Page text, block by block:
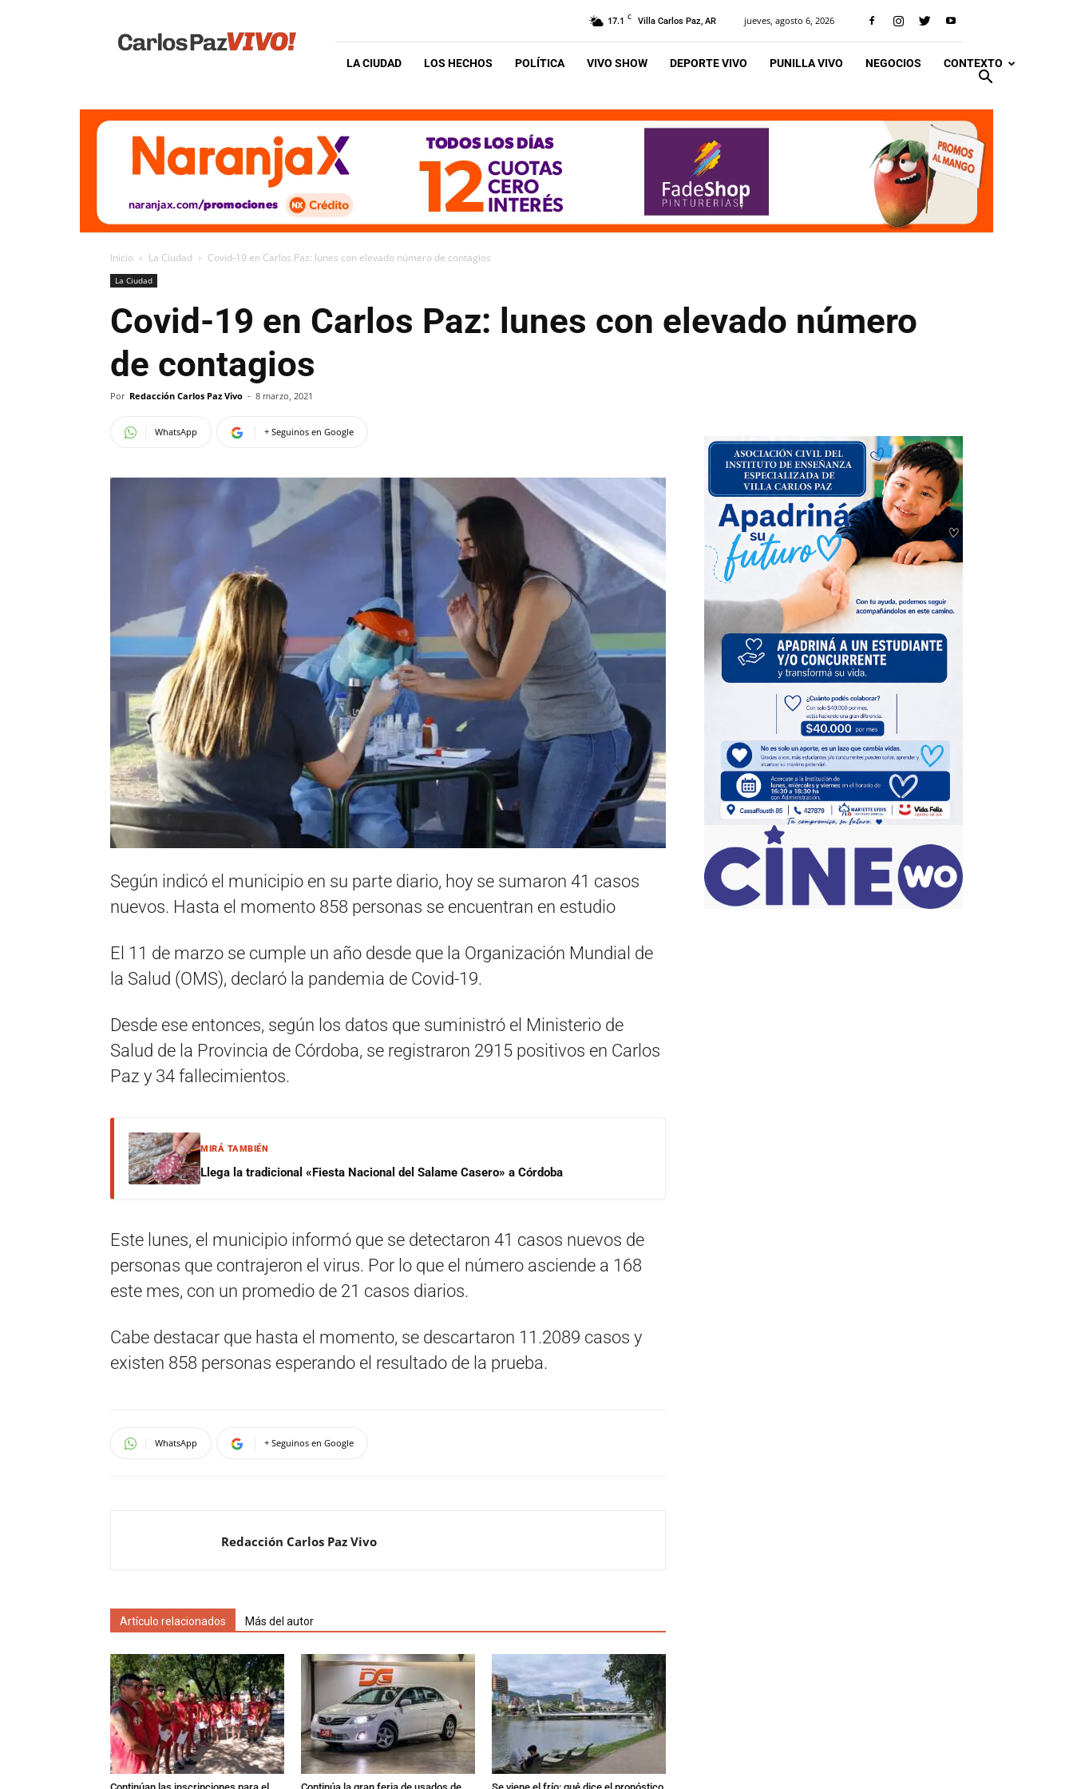
Vivo
17.1 C Villa Carlos Paz, AR jueves, agosto 6, 2026
LA CIUDAD LOS HECHOS POLÍTICA VIVO SHOW DEPORTE VIVO PUNILLA VIVO NEGOCIOS CONTEXTO
Inicio La Ciudad Covid-19 en Carlos Paz: lunes con elevado número de contagios
La Ciudad
Covid-19 en Carlos Paz: lunes con elevado número
de contagios
Por Redacción Carlos Paz Vivo - 8 marzo, 2021
WhatsApp + Seguinos en Google
Según indicó el municipio en su parte diario, hoy se sumaron 41 casos
nuevos. Hasta el momento 858 personas se encuentran en estudio
El 11 de marzo se cumple un año desde que la Organización Mundial de
la Salud (OMS), declaró la pandemia de Covid-19.
Desde ese entonces, según los datos que suministró el Ministerio de
Salud de la Provincia de Córdoba, se registraron 2915 positivos en Carlos
Paz y 34 fallecimientos.
MIRÁ TAMBIÉN
Llega la tradicional «Fiesta Nacional del Salame Casero» a Córdoba
Este lunes, el municipio informó que se detectaron 41 casos nuevos de
personas que contrajeron el virus. Por lo que el número asciende a 168
este mes, con un promedio de 21 casos diarios.
Cabe destacar que hasta el momento, se descartaron 11.2089 casos y
existen 858 personas esperando el resultado de la prueba.
WhatsApp + Seguinos en Google
Redacción Carlos Paz Vivo
Artículo relacionados Más del autor